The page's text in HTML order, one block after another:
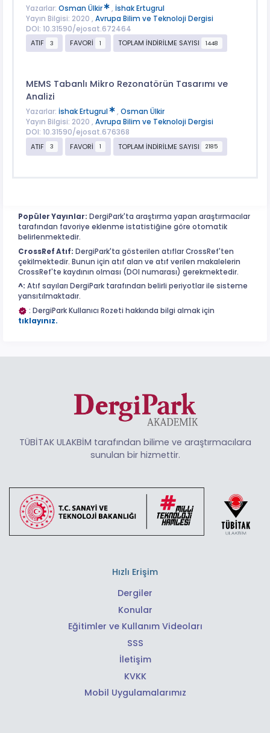
Yazarlar: Osman Ülkir , İshak Ertugrul
Yayın Bilgisi: 2020 , Avrupa Bilim ve Teknoloji Dergisi
DOI: 10.31590/ejosat.672464
ATIF
3 FAVORİ 1 TOPLAM İNDİRİLME SAYISI 1448
MEMS Tabanlı Mikro Rezonatörün Tasarımı ve
Analizi
Yazarlar: İshak Ertugrul , Osman Ülkir
Yayın Bilgisi: 2020 , Avrupa Bilim ve Teknoloji Dergisi
DOI: 10.31590/ejosat.676368
ATIF
3 FAVORİ 1 TOPLAM İNDİRİLME SAYISI 2185
Popüler Yayınlar: DergiPark'ta araştırma yapan araştırmacılar
tarafından favoriye eklenme istatistiğine göre otomatik
belirlenmektedir.
CrossRef Atıf: DergiPark'ta gösterilen atıflar CrossRef'ten
çekilmektedir. Bunun için atıf alan ve atıf verilen makalelerin
CrossRef'te kaydının olması (DOI numarası) gerekmektedir.
^: Atıf sayıları DergiPark tarafından belirli periyotlar ile sisteme
yansıtılmaktadır.
: DergiPark Kullanıcı Rozeti hakkında bilgi almak için
tıklayınız.
TÜBİTAK ULAKBİM tarafından bilime ve araştırmacılara
sunulan bir hizmettir.
Hızlı Erişim
Dergiler
Konular
Eğitimler ve Kullanım Videoları
SSS
İletişim
KVKK
Mobil Uygulamalarımız